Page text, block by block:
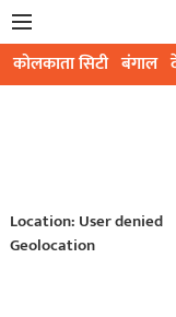
कोलकाता सिटी बंगाल
Location: User denied
Geolocation